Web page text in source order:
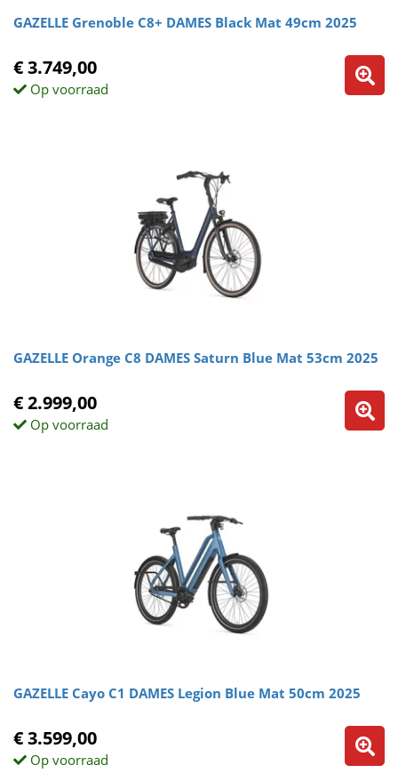
GAZELLE Grenoble C8+ DAMES Black Mat 49cm 2025
€ 3.749,00
Op voorraad
GAZELLE Orange C8 DAMES Saturn Blue Mat 53cm 2025
€ 2.999,00
Op voorraad
GAZELLE Cayo C1 DAMES Legion Blue Mat 50cm 2025
€ 3.599,00
Op voorraad